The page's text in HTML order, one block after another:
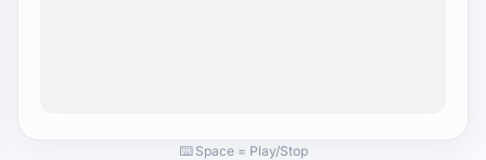
⌨️ Space = Play/Stop